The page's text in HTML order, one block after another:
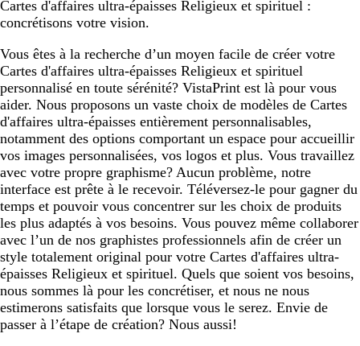
Cartes d'affaires ultra-épaisses Religieux et spirituel :
concrétisons votre vision.
Vous êtes à la recherche d’un moyen facile de créer votre
Cartes d'affaires ultra-épaisses Religieux et spirituel
personnalisé en toute sérénité? VistaPrint est là pour vous
aider. Nous proposons un vaste choix de modèles de Cartes
d'affaires ultra-épaisses entièrement personnalisables,
notamment des options comportant un espace pour accueillir
vos images personnalisées, vos logos et plus. Vous travaillez
avec votre propre graphisme? Aucun problème, notre
interface est prête à le recevoir. Téléversez-le pour gagner du
temps et pouvoir vous concentrer sur les choix de produits
les plus adaptés à vos besoins. Vous pouvez même collaborer
avec l’un de nos graphistes professionnels afin de créer un
style totalement original pour votre Cartes d'affaires ultra-
épaisses Religieux et spirituel. Quels que soient vos besoins,
nous sommes là pour les concrétiser, et nous ne nous
estimerons satisfaits que lorsque vous le serez. Envie de
passer à l’étape de création? Nous aussi!